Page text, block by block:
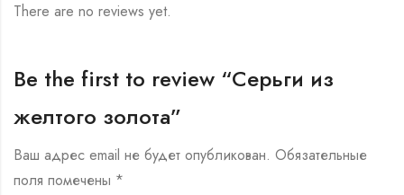
There are no reviews yet.
Be the first to review “Серьги из
желтого золота”
Ваш адрес email не будет опубликован. Обязательные
поля помечены *